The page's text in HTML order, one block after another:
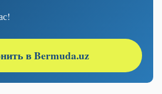
в Bermuda.uz